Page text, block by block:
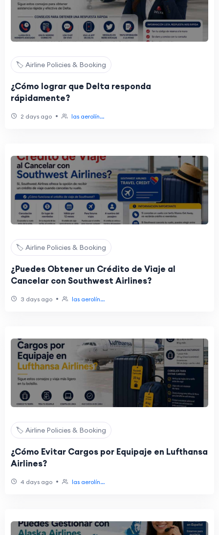
🏷️ Airline Policies & Booking
¿Cómo lograr que Delta responda
rápidamente?
2 days ago • las aerolín...
🏷️ Airline Policies & Booking
¿Puedes Obtener un Crédito de Viaje al
Cancelar con Southwest Airlines?
3 days ago • las aerolín...
🏷️ Airline Policies & Booking
¿Cómo Evitar Cargos por Equipaje en Lufthansa
Airlines?
4 days ago • las aerolín...